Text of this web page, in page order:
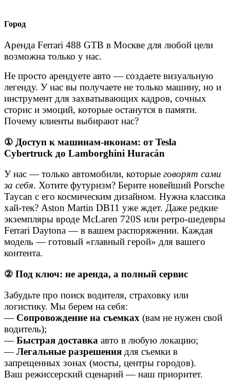
Город
Аренда Ferrari 488 GTB в Москве для любой цели
возможна только у нас.
Не просто арендуете авто — создаете визуальную
легенду. У нас вы получаете не только машину, но и
инструмент для захватывающих кадров, сочных
сторис и эмоций, которые останутся в памяти.
Почему клиенты выбирают нас?
① Доступ к машинам-иконам: от Tesla
Cybertruck до Lamborghini Huracán
У нас — только автомобили, которые говорят сами
за себя. Хотите футуризм? Берите новейший Porsche
Taycan с его космическим дизайном. Нужна классика
хай-тек? Aston Martin DB11 уже ждет. Даже редкие
экземпляры вроде McLaren 720S или ретро-шедевры
Ferrari Daytona — в вашем распоряжении. Каждая
модель — готовый «главный герой» для вашего
контента.
② Под ключ: не аренда, а полный сервис
Забудьте про поиск водителя, страховку или
логистику. Мы берем на себя:
— Сопровождение на съемках (вам не нужен свой
водитель);
—Быстрая доставка авто в любую локацию;
—Легальные разрешения для съемки в
запрещенных зонах (мосты, центры городов).
Ваш режиссерский сценарий — наш приоритет.